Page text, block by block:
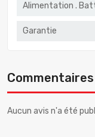
Alimentation .
Garantie
Commentaires
Aucun avis n'a été